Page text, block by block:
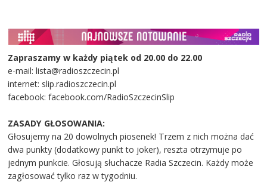
Zapraszamy w każdy piątek od 20.00 do 22.00
e-mail: lista@radioszczecin.pl
internet: slip.radioszczecin.pl
facebook: facebook.com/RadioSzczecinSlip
ZASADY GŁOSOWANIA:
Głosujemy na 20 dowolnych piosenek! Trzem z nich można dać
dwa punkty (dodatkowy punkt to joker), reszta otrzymuje po
jednym punkcie. Głosują słuchacze Radia Szczecin. Każdy może
zagłosować tylko raz w tygodniu.